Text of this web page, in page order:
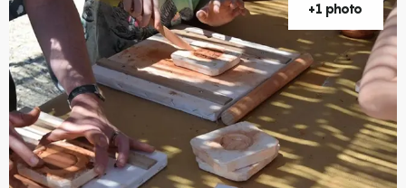
+1 photo